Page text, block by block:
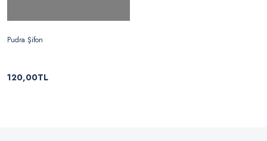
Pudra Şifon
120,00TL